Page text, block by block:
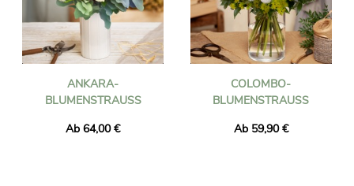
ANKARA-
BLUMENSTRAUSS
Ab 64,00 €
COLOMBO-
BLUMENSTRAUSS
Ab 59,90 €